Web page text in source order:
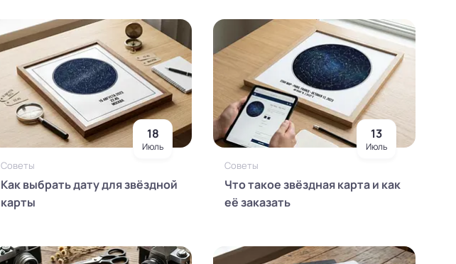
18
Июль
Советы
Как выбрать дату для звёздной
карты
13
Июль
Советы
Что такое звёздная карта и как
её заказать